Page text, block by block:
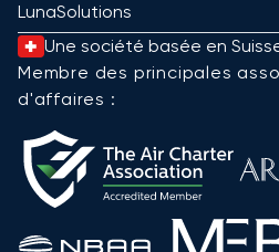
LunaSolutions
Une société basée en
Membre des principales
d'affaires :